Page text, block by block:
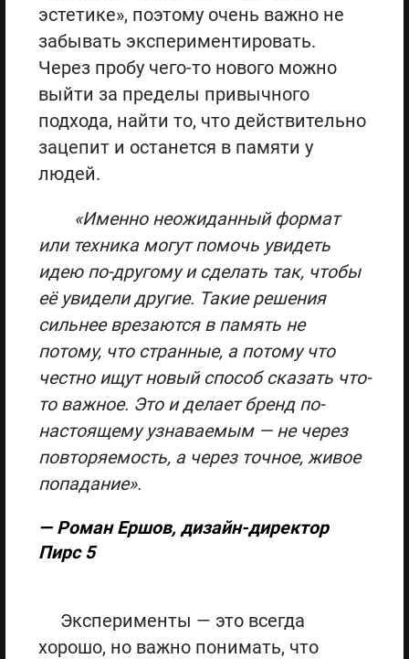
эстетике», поэтому очень важно не
забывать экспериментировать.
Через пробу чего-то нового можно
выйти за пределы привычного
подхода, найти то, что действительно
зацепит и останется в памяти у
людей.
«Именно неожиданный формат
или техника могут помочь увидеть
идею по-другому и сделать так, чтобы
её увидели другие. Такие решения
сильнее врезаются в память не
потому, что странные, а потому что
честно ищут новый способ сказать что-
то важное. Это и делает бренд по-
настоящему узнаваемым — не через
повторяемость, а через точное, живое
попадание».
— Роман Ершов, дизайн-директор
Пирс 5
Эксперименты — это всегда
хорошо, но важно понимать, что